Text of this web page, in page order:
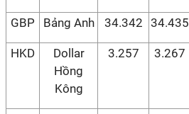
GBP Bảng Anh 34.342 34.435
HKD
Dollar
Hồng
Kông
3.257 3.267